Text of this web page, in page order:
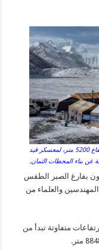
صورة تم التقاطها بتاريخ 1 مايو 2022م على إرتفاع 5200 متر، لمعسكر قيد
عن بناء المحطات الثمان.
بفارغ الصبر الطقس
والعلماء من
8 محطات على إرتفاعات متفاوتة تبدأ من